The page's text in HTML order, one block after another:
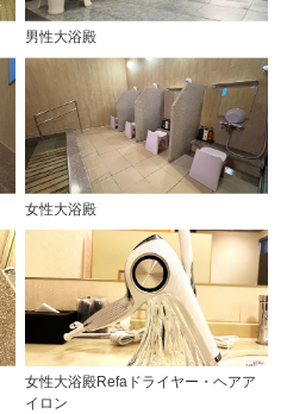
男性大浴殿
女性大浴殿
女性大浴殿Refaドライヤー・ヘアア
イロン